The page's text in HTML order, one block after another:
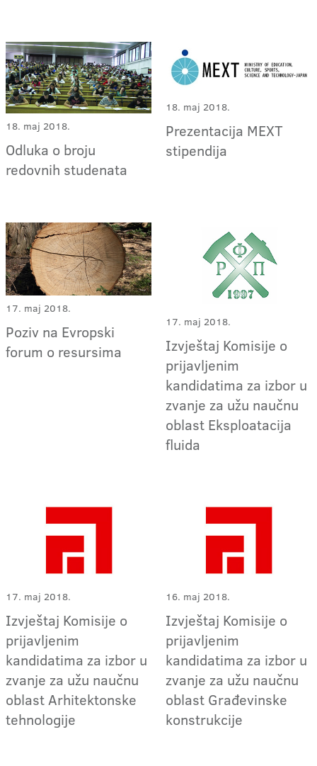
18. maj 2018.
Odluka o broju
redovnih studenata
18. maj 2018.
Prezentacija MEXT
stipendija
17. maj 2018.
Poziv na Evropski
forum o resursima
17. maj 2018.
Izvještaj Komisije o
prijavljenim
kandidatima za izbor u
zvanje za užu naučnu
oblast Eksploatacija
fluida
17. maj 2018.
Izvještaj Komisije o
prijavljenim
kandidatima za izbor u
zvanje za užu naučnu
oblast Arhitektonske
tehnologije
16. maj 2018.
Izvještaj Komisije o
prijavljenim
kandidatima za izbor u
zvanje za užu naučnu
oblast Građevinske
konstrukcije